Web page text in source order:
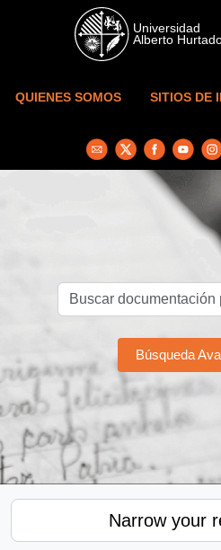
Skip to main content
QUIENES SOMOS SITIOS DE
Búsqueda
Narrow your